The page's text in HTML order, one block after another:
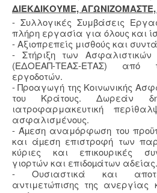
ΔΙΕΚΔΙΚΟΥΜΕ,
- Συλλογικές Συμβάσεις
πλήρη εργασία για όλους και
- Αξιοπρεπείς μισθούς και
- Στήριξη των
(ΕΔΟΕΑΠ-ΤΕΑΣ-ΕΤΑΣ) από
εργοδοτών.
- Προαγωγή της Κοινωνικής
του Κράτους. Δωρεάν
ιατροφαρμακευτική
ασφαλισμένους.
- Άµεση αναμόρφωση του
και άµεση επιστροφή των
κύριες και επικουρικές
γιορτών και επιδοµάτων αδείας.
- Ουσιαστικά και
αντιμετώπισης της